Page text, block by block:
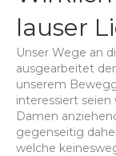
lauser
Unser Wege an
ausgearbeitet
unserem
interessiert
Damen
gegenseitig
welche